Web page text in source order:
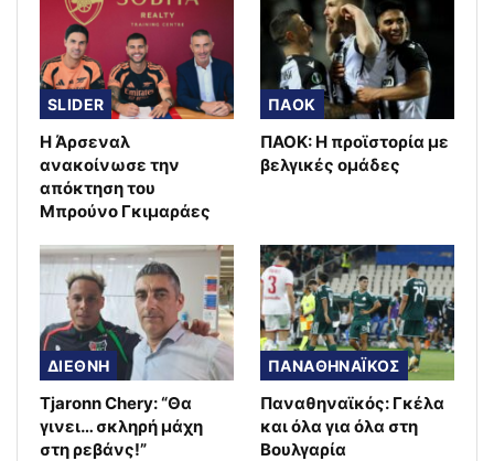
SLIDER
Η Άρσεναλ
ανακοίνωσε την
απόκτηση του
Μπρούνο Γκιμαράες
ΠΑΟΚ
ΠΑΟΚ: Η προϊστορία με
βελγικές ομάδες
ΔΙΕΘΝΗ
Tjaronn Chery: “Θα
γινει… σκληρή μάχη
στη ρεβάνς!”
ΠΑΝΑΘΗΝΑΪΚΟΣ
Παναθηναϊκός: Γκέλα
και όλα για όλα στη
Βουλγαρία